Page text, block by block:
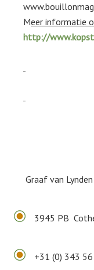
Meer informatie
http://
Graaf van
3945 PB
+31 (0) 343